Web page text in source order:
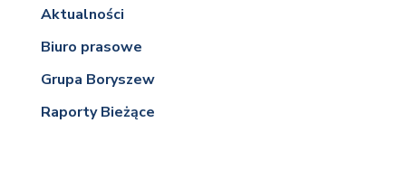
Aktualności
Biuro prasowe
Grupa Boryszew
Raporty Bieżące